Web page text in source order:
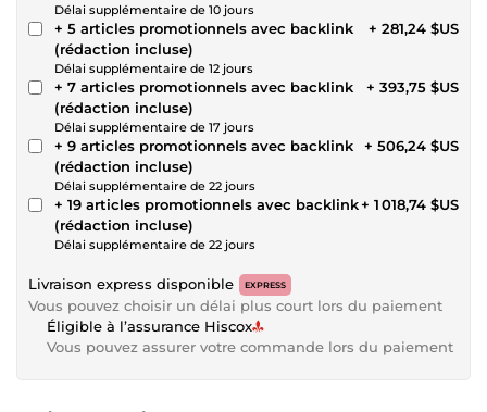
Délai supplémentaire de 10 jours
+ 5 articles promotionnels avec backlink
(rédaction incluse)
Délai supplémentaire de 12 jours
+ 281,24 $US
+ 7 articles promotionnels avec backlink
(rédaction incluse)
Délai supplémentaire de 17 jours
+ 393,75 $US
+ 9 articles promotionnels avec backlink
(rédaction incluse)
Délai supplémentaire de 22 jours
+ 506,24 $US
+ 19 articles promotionnels avec backlink
(rédaction incluse)
Délai supplémentaire de 22 jours
+ 1 018,74 $US
Livraison express disponible EXPRESS
Vous pouvez choisir un délai plus court lors du paiement
Éligible à l’assurance Hiscox
Vous pouvez assurer votre commande lors du paiement